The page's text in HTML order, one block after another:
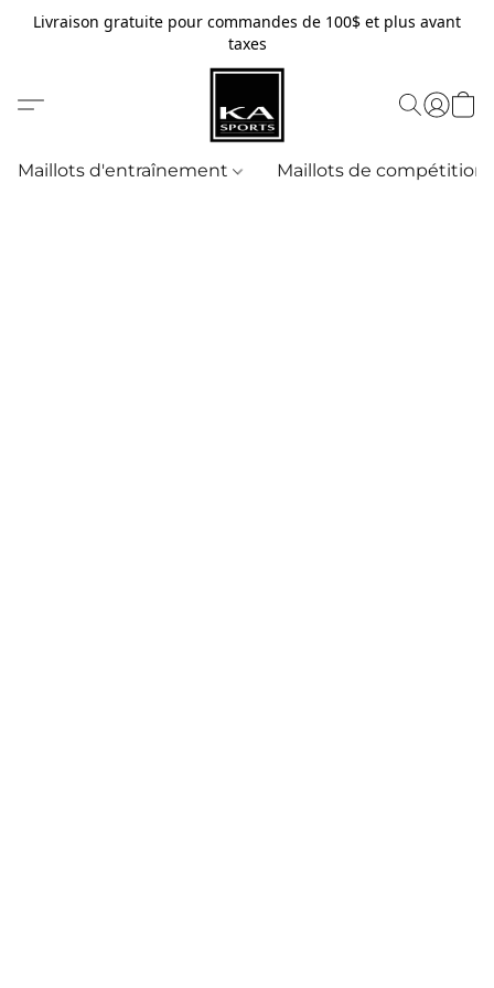
Livraison gratuite pour commandes de 100$ et plus avant
taxes
Maillots d'entraînement Maillots de compétition